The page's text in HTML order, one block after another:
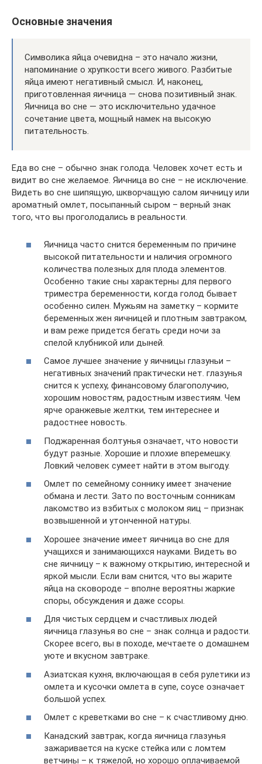
Основные значения
Символика яйца очевидна – это начало жизни,
напоминание о хрупкости всего живого. Разбитые
яйца имеют негативный смысл. И, наконец,
приготовленная яичница — снова позитивный знак.
Яичница во сне — это исключительно удачное
сочетание цвета, мощный намек на высокую
питательность.
Еда во сне – обычно знак голода. Человек хочет есть и
видит во сне желаемое. Яичница во сне – не исключение.
Видеть во сне шипящую, шкворчащую салом яичницу или
ароматный омлет, посыпанный сыром – верный знак
того, что вы проголодались в реальности.
Яичница часто снится беременным по причине
высокой питательности и наличия огромного
количества полезных для плода элементов.
Особенно такие сны характерны для первого
триместра беременности, когда голод бывает
особенно силен. Мужьям на заметку – кормите
беременных жен яичницей и плотным завтраком,
и вам реже придется бегать среди ночи за
спелой клубникой или дыней.
Самое лучшее значение у яичницы глазуньи –
негативных значений практически нет. глазунья
снится к успеху, финансовому благополучию,
хорошим новостям, радостным известиям. Чем
ярче оранжевые желтки, тем интереснее и
радостнее новость.
Поджаренная болтунья означает, что новости
будут разные. Хорошие и плохие вперемешку.
Ловкий человек сумеет найти в этом выгоду.
Омлет по семейному соннику имеет значение
обмана и лести. Зато по восточным сонникам
лакомство из взбитых с молоком яиц – признак
возвышенной и утонченной натуры.
Хорошее значение имеет яичница во сне для
учащихся и занимающихся науками. Видеть во
сне яичницу – к важному открытию, интересной и
яркой мысли. Если вам снится, что вы жарите
яйца на сковороде – вполне вероятны жаркие
споры, обсуждения и даже ссоры.
Для чистых сердцем и счастливых людей
яичница глазунья во сне – знак солнца и радости.
Скорее всего, вы в походе, мечтаете о домашнем
уюте и вкусном завтраке.
Азиатская кухня, включающая в себя рулетики из
омлета и кусочки омлета в супе, соусе означает
большой успех.
Омлет с креветками во сне – к счастливому дню.
Канадский завтрак, когда яичница глазунья
зажаривается на куске стейка или с ломтем
ветчины – к тяжелой, но хорошо оплачиваемой